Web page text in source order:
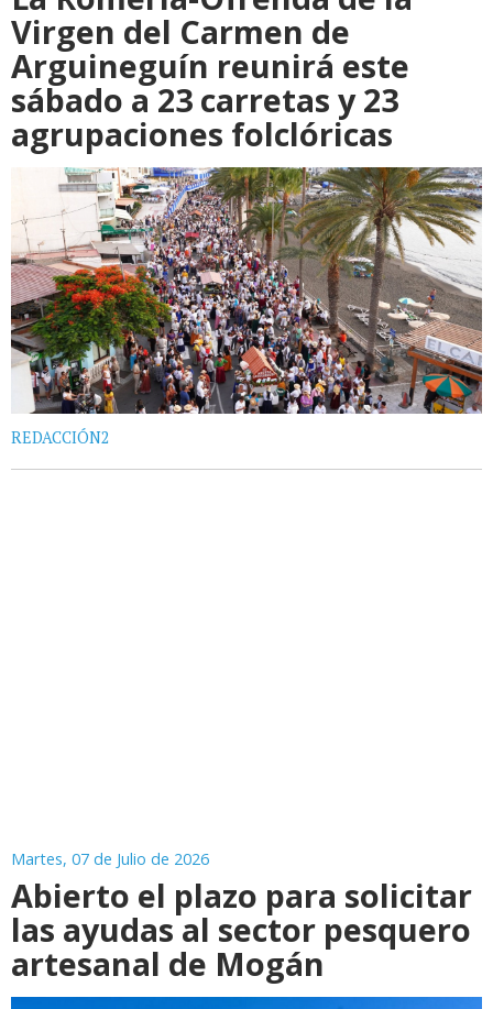
Virgen del Carmen de
Arguineguín reunirá este
sábado a 23 carretas y 23
agrupaciones folclóricas
REDACCIÓN2
Martes, 07 de Julio de 2026
Abierto el plazo para solicitar
las ayudas al sector pesquero
artesanal de Mogán